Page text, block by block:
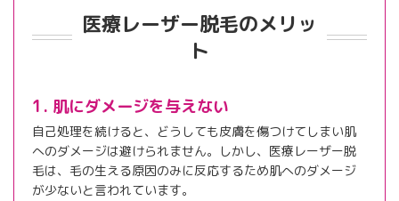
医療レーザー脱毛のメリッ
ト
1. 肌にダメージを与えない
自己処理を続けると、どうしても皮膚を傷つけてしまい肌
へのダメージは避けられません。しかし、医療レーザー脱
毛は、毛の生える原因のみに反応するため肌へのダメージ
が少ないと言われています。